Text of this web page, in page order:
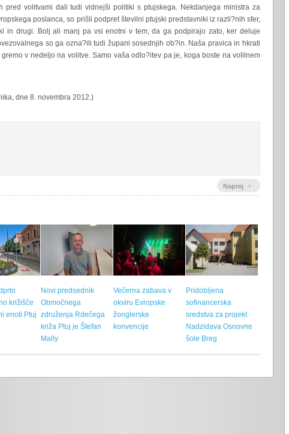
pred volitvami dali tudi vidnejši politiki s ptujskega. Nekdanjega ministra za
poslanca, so prišli podpret številni ptujski predstavniki iz razli?nih sfer,
in drugi. Bolj ali manj pa vsi enotni v tem, da ga podpirajo zato, ker deluje
so ga ozna?ili tudi župani sosednjih ob?in. Naša pravica in hkrati
v nedeljo na volitve. Samo vaša odlo?itev pa je, koga boste na volilnem
dne 8. novembra 2012.)
Naprej ›
križišče
enoti Ptuj
Novi predsednik
Območnega
združenja Rdečega
križa Ptuj je Štefan
Mally
Večerna zabava v
okviru Evropske
žonglerske
konvencije
Pridobljena
sofinancerska
sredstva za projekt
Nadzidava Osnovne
šole Breg